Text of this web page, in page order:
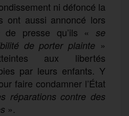
ni défoncé la
ont aussi annoncé lors
presse qu’ils « se
de porter plainte »
aux libertés
par leurs enfants. Y
faire condamner l’État
réparations contre des
».